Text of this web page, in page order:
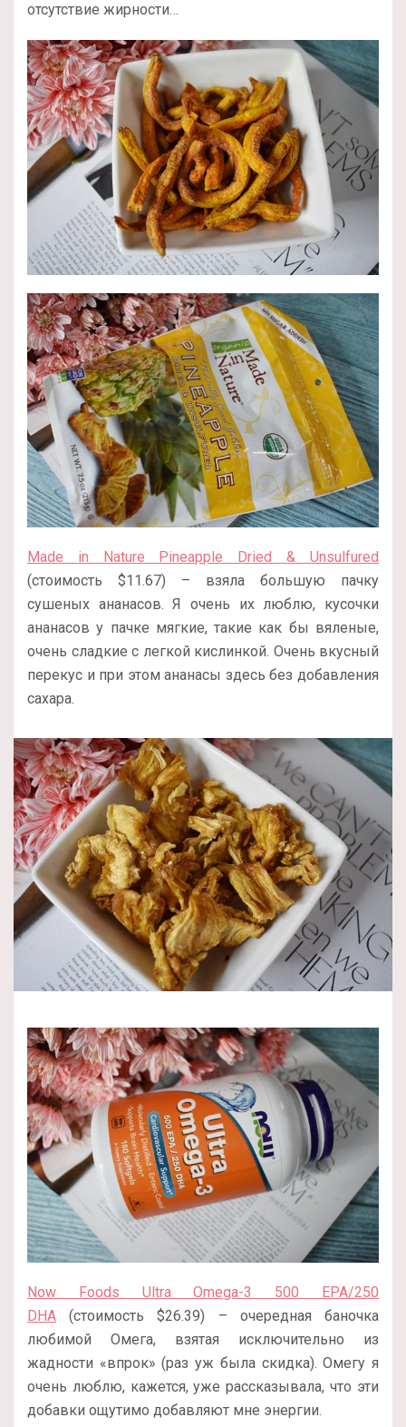
отсутствие жирности…
Made in Nature Pineapple Dried & Unsulfured
(стоимость $11.67) – взяла большую пачку
сушеных ананасов. Я очень их люблю, кусочки
ананасов у пачке мягкие, такие как бы вяленые,
очень сладкие с легкой кислинкой. Очень вкусный
перекус и при этом ананасы здесь без добавления
сахара.
Now Foods Ultra Omega-3 500 EPA/250
DHA (стоимость $26.39) – очередная баночка
любимой Омега, взятая исключительно из
жадности «впрок» (раз уж была скидка). Омегу я
очень люблю, кажется, уже рассказывала, что эти
добавки ощутимо добавляют мне энергии.